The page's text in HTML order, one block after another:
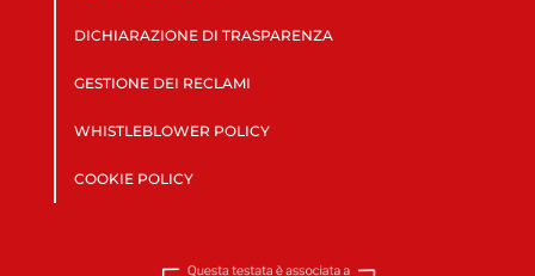
DICHIARAZIONE DI TRASPARENZA
GESTIONE DEI RECLAMI
WHISTLEBLOWER POLICY
COOKIE POLICY